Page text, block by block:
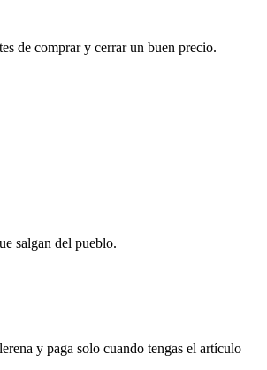
de comprar y cerrar un buen precio.
salgan del pueblo.
y paga solo cuando tengas el artículo